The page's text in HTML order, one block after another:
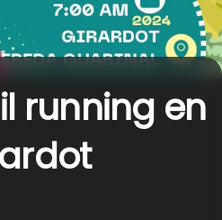
running en